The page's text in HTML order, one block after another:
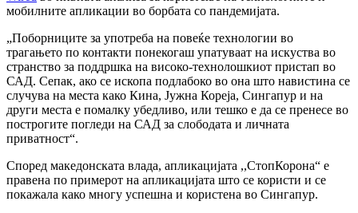
мобилните апликации во борбата со пандемијата.
„Поборниците за употреба на повеќе технологии во
трагањето по контакти понекогаш упатуваат на искуства во
странство за поддршка на високо-технолошкиот пристап во
САД. Сепак, ако се ископа подлабоко во она што навистина се
случува на места како Кина, Јужна Кореја, Сингапур и на
други места е помалку убедливо, или тешко е да се пренесе во
построгите погледи на САД за слободата и личната
приватност“.
Според македонската влада, апликацијата ,,СтопКорона“ е
правена по примерот на апликацијата што се користи и се
покажала како многу успешна и користена во Сингапур.